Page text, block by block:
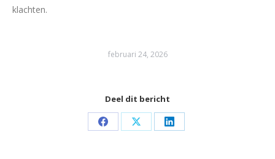
klachten.
februari 24, 2026
Deel dit bericht
Share Share Share